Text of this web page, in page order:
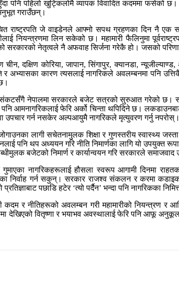
पनि पहिलो खुट्किलोमै व्यापक विवादित कदममा फसेको छ।
गराउँछन्।
राष्ट्रपति जे वाइडेनले आफ्नो सपथ ग्रहणका दिन नै
नियन्त्रणमा लिन सकेको छ। महामारी फैलिनुमा
नेतृत्वले नै अफवाह सिर्जना गरेकै हो। जसको परिणाम
दक्षिण कोरिया, जापान, सिंगापुर, क्यानडा,
अभ्यासका कारण त्यसलाई नागरिकले अवलम्बनमा पनि
संकटसँगै नेपालमा सरकारले बजेट सत्रको सुरुआत गरेको छ।
पनि आमनागरिकलाई फेरि अर्को चिन्ता थपिदिने छ।
उपचार गर्न नसकेर अल्पआयुमै नागरिकले मृत्युवरण गर्नु नपरोस्।
लागी सचेतनामुलक शिक्षा र गुणस्तरीय स्वास्थ्य
पनि थप अध्ययन गरि नीति निमार्णका लागि यो उपयुक्त
बजेटको निमार्ण र कार्यान्वयन गरि सरकारले
गुमाएका नागरिकहरूलाई हौसला स्वरूप आगामी दिनमा
निर्वाह गर्न सकुन्। सरकार राजश्व संकलन र करमा कडाइको
पछाडि हटेर ‘त्यो पर्दैन’ भन्दा पनि नागरिकका
र नीतिहरूको अवलम्बन गरी महामारीको नियन्त्रण
देखिएको वितृष्णा र भयाभव अवस्थालाई फेरि पनि आफू